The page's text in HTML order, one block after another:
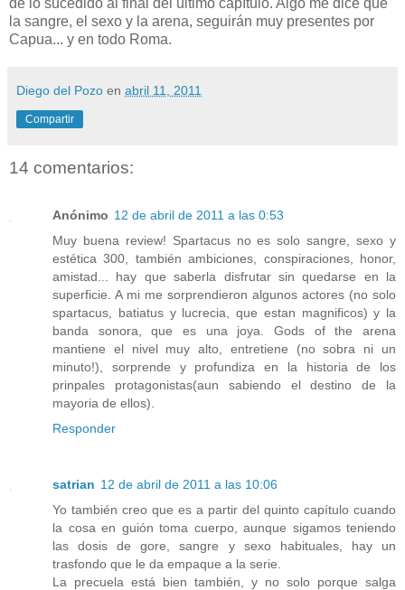
de lo sucedido al final del último capítulo. Algo me dice que
la sangre, el sexo y la arena, seguirán muy presentes por
Capua... y en todo Roma.
Diego del Pozo en abril 11, 2011
Compartir
14 comentarios:
Anónimo 12 de abril de 2011 a las 0:53
Muy buena review! Spartacus no es solo sangre, sexo y
estética 300, también ambiciones, conspiraciones, honor,
amistad... hay que saberla disfrutar sin quedarse en la
superficie. A mi me sorprendieron algunos actores (no solo
spartacus, batiatus y lucrecia, que estan magnificos) y la
banda sonora, que es una joya. Gods of the arena
mantiene el nivel muy alto, entretiene (no sobra ni un
minuto!), sorprende y profundiza en la historia de los
prinpales protagonistas(aun sabiendo el destino de la
mayoria de ellos).
Responder
satrian 12 de abril de 2011 a las 10:06
Yo también creo que es a partir del quinto capítulo cuando
la cosa en guión toma cuerpo, aunque sigamos teniendo
las dosis de gore, sangre y sexo habituales, hay un
trasfondo que le da empaque a la serie.
La precuela está bien también, y no solo porque salga